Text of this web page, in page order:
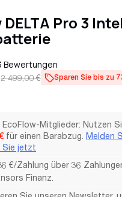
DELTA Pro 3
Bewertungen
2 499,00 € Sparen Sie bis zu
EcoFlow-Mitglieder: Nutzen
für einen Barabzug. Melden
Sie jetzt
€/Zahlung über 36
Finanz.